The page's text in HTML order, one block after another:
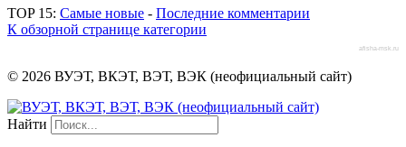
TOP 15: Самые новые - Последние комментарии
К обзорной странице категории
afisha-msk.ru
© 2026 ВУЭТ, ВКЭТ, ВЭТ, ВЭК (неофициальный сайт)
Найти